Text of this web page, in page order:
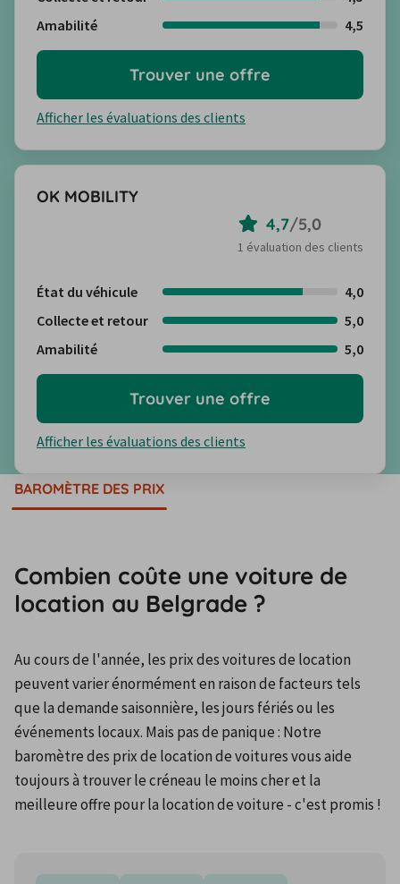
Amabilité
4,5
Afficher les évaluations des clients
Trouver une offre
OK MOBILITY
4,7/5,0
1 évaluation des clients
État du véhicule
4,0
Collecte et retour
5,0
Amabilité
5,0
Afficher les évaluations des clients
Trouver une offre
BAROMÈTRE DES PRIX
Combien coûte une voiture de
location au Belgrade ?
Au cours de l'année, les prix des voitures de location
peuvent varier énormément en raison de facteurs tels
que la demande saisonnière, les jours fériés ou les
événements locaux. Mais pas de panique : Notre
baromètre des prix de location de voitures vous aide
toujours à trouver le créneau le moins cher et la
meilleure offre pour la location de voiture - c'est promis !